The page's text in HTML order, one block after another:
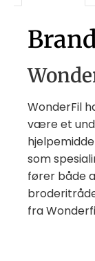
WonderFil
være et
som
fører både
fra